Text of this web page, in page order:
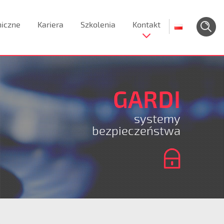
Kariera Szkolenia Kontakt
GARDI
systemy
bezpieczeństwa